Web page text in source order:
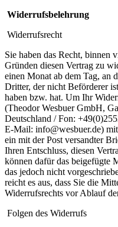
Widerrufsbelehrung
Widerrufsrecht
Sie haben das Recht, binnen
Gründen diesen Vertrag zu
einen Monat ab dem Tag, an
Dritter, der nicht Beförderer
haben bzw. hat. Um Ihr
(Theodor Wesbuer GmbH,
Deutschland / Fon:
E-Mail: info@wesbuer.de)
ein mit der Post versandter
Ihren Entschluss, diesen
können dafür das beigefügte
das jedoch nicht
reicht es aus, dass Sie die
Widerrufsrechts vor Ablauf
Folgen des Widerrufs